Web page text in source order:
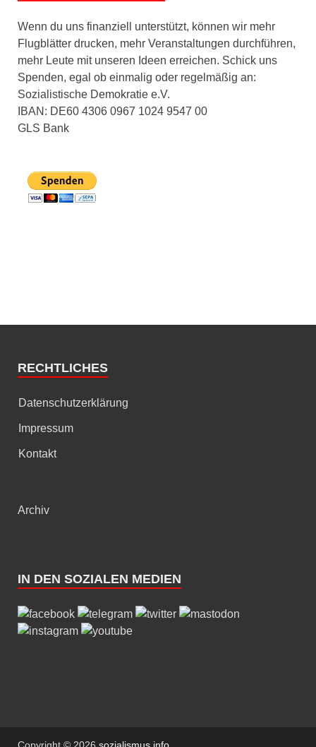
Wenn du uns finanziell unterstützt, können wir mehr
Flugblätter drucken, mehr Veranstaltungen durchführen,
mehr Leute mit unseren Ideen erreichen. Schick uns
Spenden, egal ob einmalig oder regelmäßig an:
Sozialistische Demokratie e.V.
IBAN: DE60 4306 0967 1024 9547 00
GLS Bank
RECHTLICHES
Datenschutzerklärung
Impressum
Kontakt
Archiv
IN DEN SOZIALEN MEDIEN